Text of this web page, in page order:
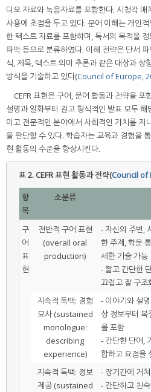
디오 자료와 녹음자료를 포함한다. 시청각 매
사용에 초점을 두고 있다. 문어 이해는 개인
한 텍스트 자료를 포함하며, 독서의 목적을
파악 등으로 분류하였다. 이해 전략은 단서
식, 제목, 텍스트 의미 추론과 같은 대상과 상
방식을 기술하고 있다(Council of Europe,
CEFR 표현은 구어, 문어 활동과 전략을 포
설명과 일화부터 길고 형식적인 발표 모두
이고 전문적인 분야에서 사회적인 가치를 지
을 판단할 수 있다. 학습자는 교육과 경험을
현 활동의 수준을 향상시킨다.
표 2. CEFR 표현 활동과 전략(Council of
항
목
소분류
구
어
표
현
전반적 구어 표현
(overall oral
production)
- 자신의 주변,
한 주제, 학문
세한 기술 가능
- 짧고 간단한
끄럽고 잘 구조
지속적 독백: 경험
묘사 (sustained
monologue:
describing
experience)
- 이야기와 설
상 정보부터 복
를 포함
- 간단한 단어,
합하고 요점을
지속적 독백: 정보
제공 (sustained
- 장기간에 거
- 간단하고 친